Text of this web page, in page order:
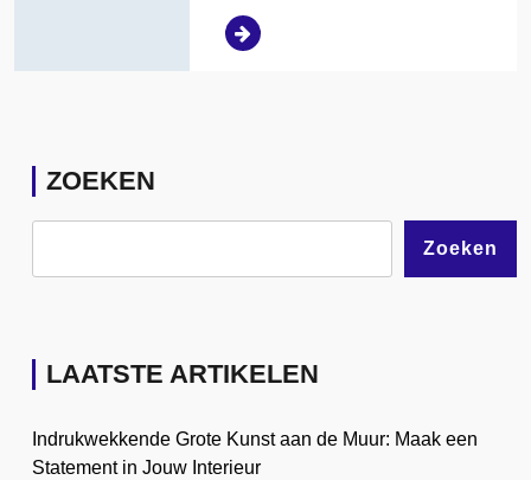
ZOEKEN
Zoeken
LAATSTE ARTIKELEN
Indrukwekkende Grote Kunst aan de Muur: Maak een
Statement in Jouw Interieur